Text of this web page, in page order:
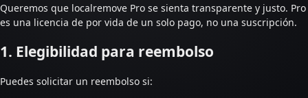
Queremos que localremove Pro se sienta transparente y justo. Pro
es una licencia de por vida de un solo pago, no una suscripción.
1. Elegibilidad para reembolso
Puedes solicitar un reembolso si: